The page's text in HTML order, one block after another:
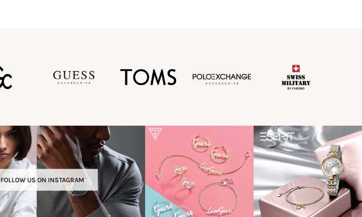
FOLLOW US ON INSTAGRAM